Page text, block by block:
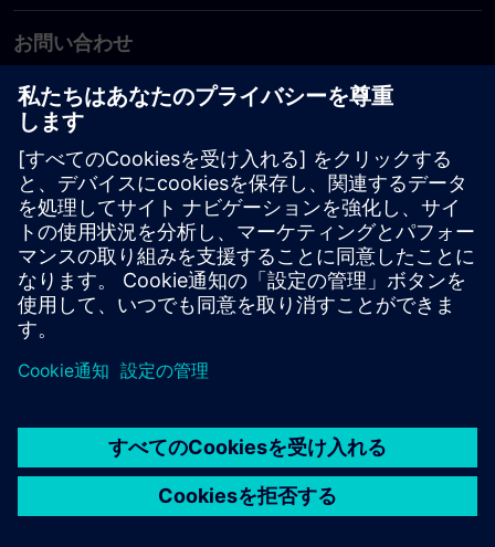
お問い合わせ
PLM製品のお問い合わせ
EDA製品のお問い合わせ
世界各地の事業拠点
サポート・センター
ご意見・ご要望
違法コピーの連絡先
© Siemens2026
タル・ミレニアム著作権法 (DMCA)
内部通報